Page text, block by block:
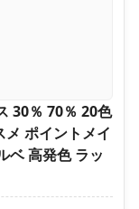
30％ 70％ 20色
メ ポイントメイ
ベ 高発色 ラッ